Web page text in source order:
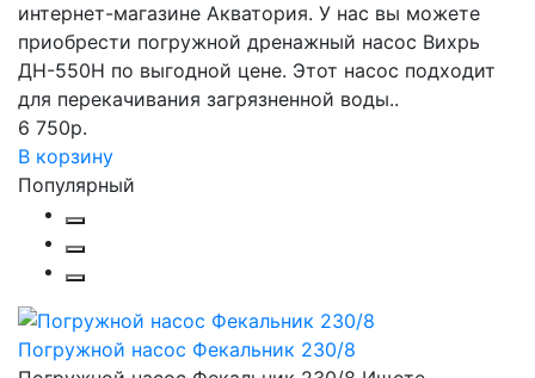
интернет-магазине Акватория. У нас вы можете
приобрести погружной дренажный насос Вихрь
ДН-550Н по выгодной цене. Этот насос подходит
для перекачивания загрязненной воды..
6 750р.
В корзину
Популярный
Погружной насос Фекальник 230/8